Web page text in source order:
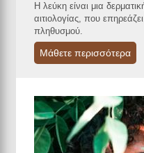
Η λεύκη είναι μια
αιτιολογίας, που
πληθυσμού.
Μάθετε περισσότερα